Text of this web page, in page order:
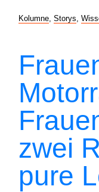
Kolumne Storys
zwei
pure